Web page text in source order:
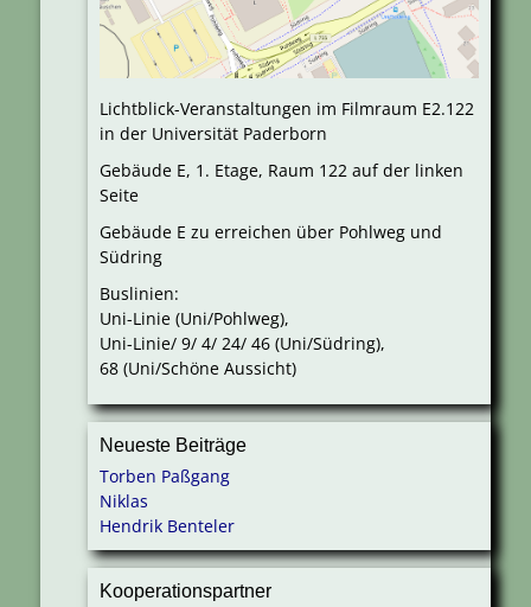
Lichtblick-Veranstaltungen im Filmraum E2.122
in der Universität Paderborn
Gebäude E, 1. Etage, Raum 122 auf der linken
Seite
Gebäude E zu erreichen über Pohlweg und
Südring
Buslinien:
Uni-Linie (Uni/Pohlweg),
Uni-Linie/ 9/ 4/ 24/ 46 (Uni/Südring),
68 (Uni/Schöne Aussicht)
Neueste Beiträge
Torben Paßgang
Niklas
Hendrik Benteler
Kooperationspartner